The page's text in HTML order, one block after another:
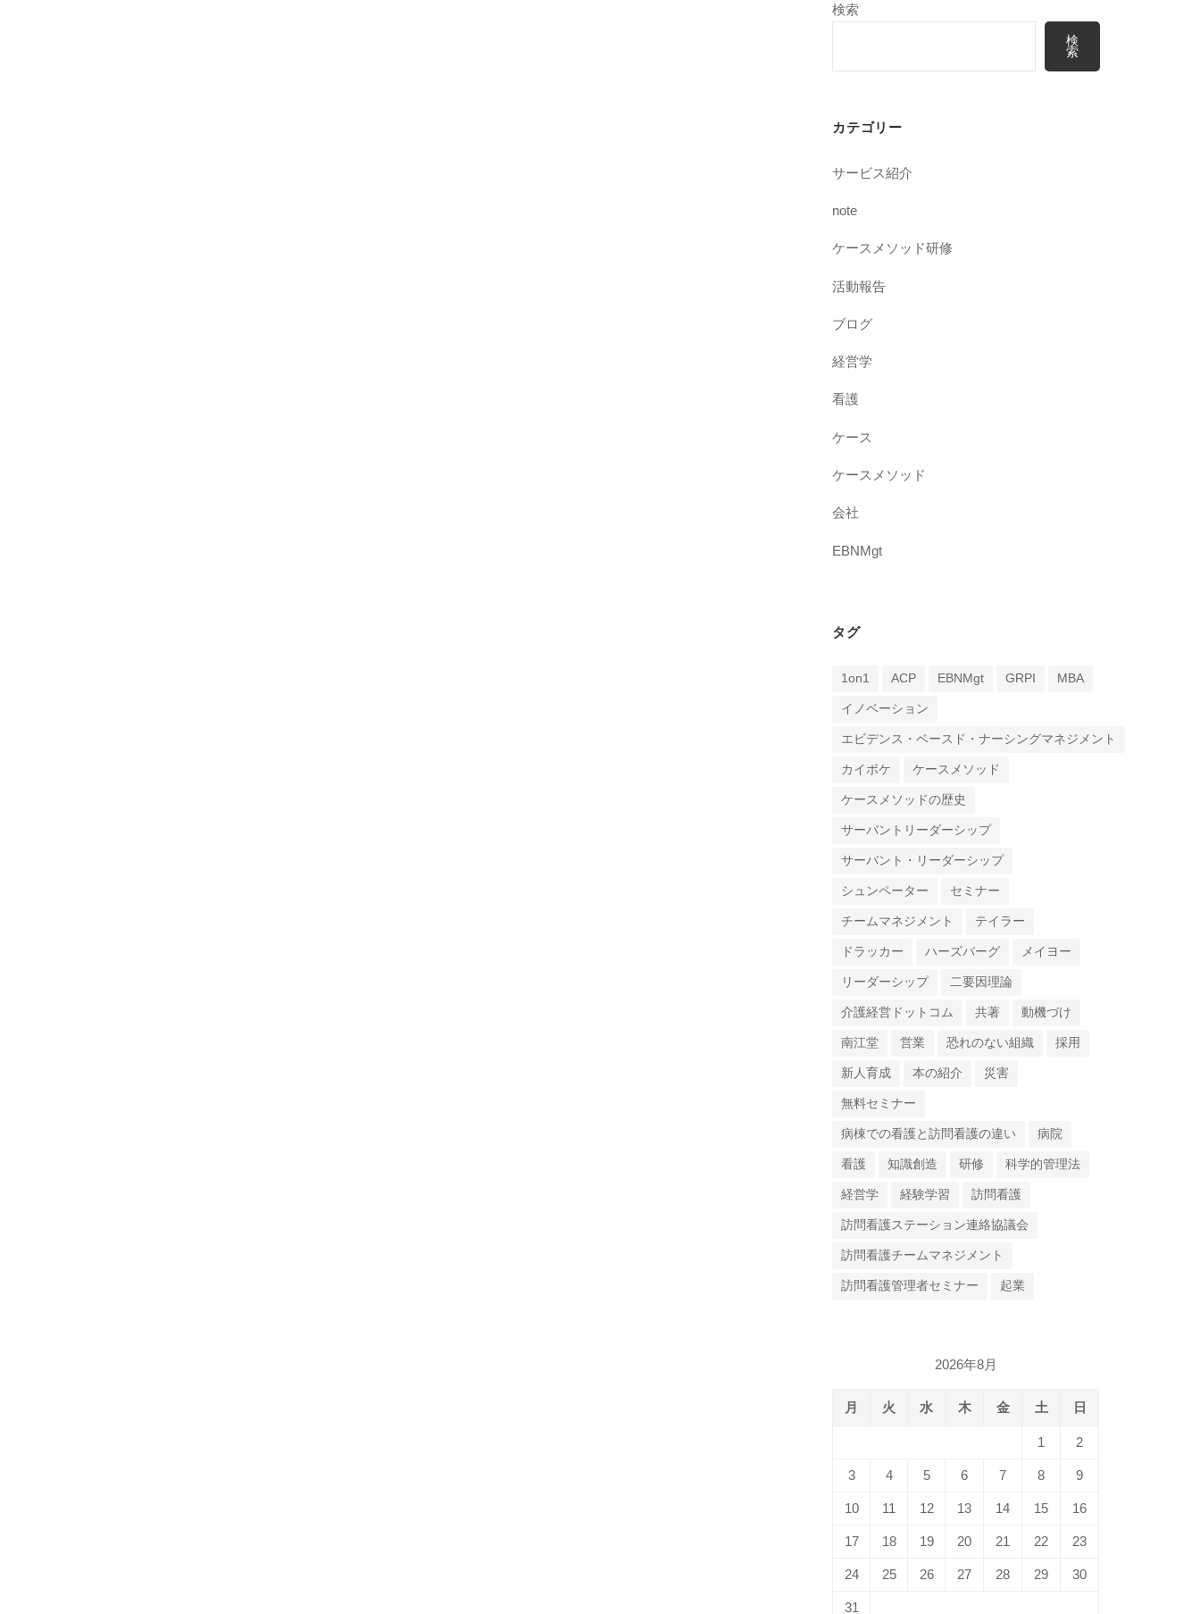
検索
検
索
カテゴリー
サービス紹介
note
ケースメソッド研修
活動報告
ブログ
経営学
看護
ケース
ケースメソッド
会社
EBNMgt
タグ
1on1 ACP EBNMgt GRPI MBA
イノベーション
エビデンス・ベースド・ナーシングマネジメント
カイポケ ケースメソッド
ケースメソッドの歴史
サーバントリーダーシップ
サーバント・リーダーシップ
シュンペーター セミナー
チームマネジメント テイラー
ドラッカー ハーズバーグ メイヨー
リーダーシップ 二要因理論
介護経営ドットコム 共著 動機づけ
南江堂 営業 恐れのない組織 採用
新人育成 本の紹介 災害
無料セミナー
病棟での看護と訪問看護の違い 病院
看護 知識創造 研修 科学的管理法
経営学 経験学習 訪問看護
訪問看護ステーション連絡協議会
訪問看護チームマネジメント
訪問看護管理者セミナー 起業
2026年8月
月 火 水 木 金 土 日
1 2
3 4 5 6 7 8 9
10 11 12 13 14 15 16
17 18 19 20 21 22 23
24 25 26 27 28 29 30
31